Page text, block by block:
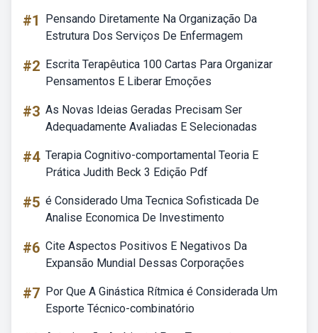
#1
Pensando Diretamente Na Organização Da
Estrutura Dos Serviços De Enfermagem
#2 Escrita Terapêutica 100 Cartas Para Organizar
Pensamentos E Liberar Emoções
#3 As Novas Ideias Geradas Precisam Ser
Adequadamente Avaliadas E Selecionadas
#4 Terapia Cognitivo-comportamental Teoria E
Prática Judith Beck 3 Edição Pdf
#5 é Considerado Uma Tecnica Sofisticada De
Analise Economica De Investimento
#6 Cite Aspectos Positivos E Negativos Da
Expansão Mundial Dessas Corporações
#7 Por Que A Ginástica Rítmica é Considerada Um
Esporte Técnico-combinatório